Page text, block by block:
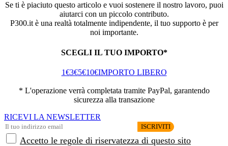
Se ti è piaciuto questo articolo e vuoi sostenere il nostro lavoro, puoi
aiutarci con un piccolo contributo.
P300.it è una realtà totalmente indipendente, il tuo supporto è per
noi importante.
SCEGLI IL TUO IMPORTO*
1€3€5€10€IMPORTO LIBERO
* L'operazione verrà completata tramite PayPal, garantendo
sicurezza alla transazione
RICEVI LA NEWSLETTER
Accetto le regole di riservatezza di questo sito